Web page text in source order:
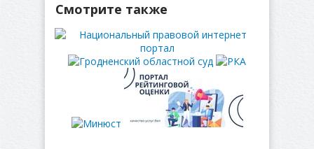
Смотрите также